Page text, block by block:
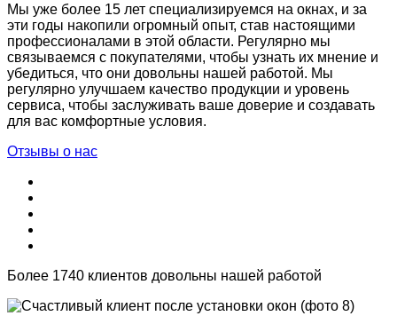
Мы уже более 15 лет специализируемся на окнах, и за
эти годы накопили огромный опыт, став настоящими
профессионалами в этой области. Регулярно мы
связываемся с покупателями, чтобы узнать их мнение и
убедиться, что они довольны нашей работой. Мы
регулярно улучшаем качество продукции и уровень
сервиса, чтобы заслуживать ваше доверие и создавать
для вас комфортные условия.
Отзывы о нас
Более 1740 клиентов довольны нашей работой